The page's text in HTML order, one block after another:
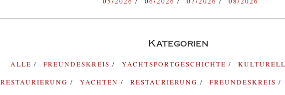
Kategorien
ALLE FREUNDESKREIS YACHTSPORTGESCHICHTE
RESTAURIERUNG
YACHTEN RESTAURIERUNG FREUNDESKREIS